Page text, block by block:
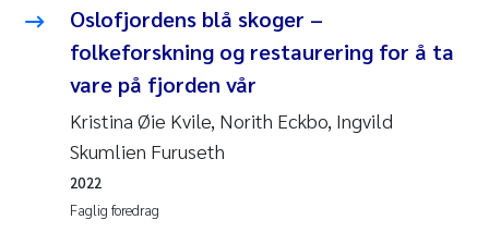
Oslofjordens blå skoger –
folkeforskning og restaurering for å ta
vare på fjorden vår
Kristina Øie Kvile, Norith Eckbo, Ingvild
Skumlien Furuseth
Faglig foredrag
2022